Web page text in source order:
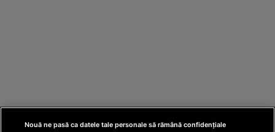
Nouă ne pasă ca datele tale personale să rămână confidențiale